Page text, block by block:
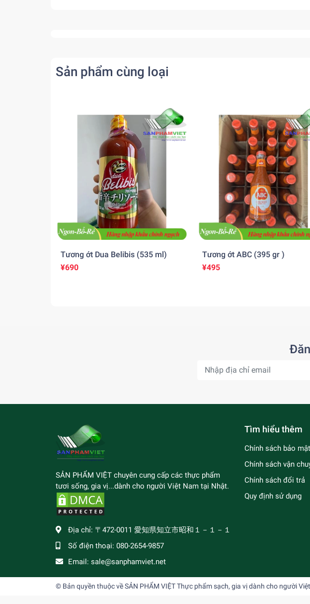
Sản phẩm cùng loại
Tương ớt Dua Belibis (535 ml)
¥690
Tương ớt ABC (395 gr )
¥495
SẢN PHẨM VIỆT chuyên cung cấp các thực phẩm
tươi sống, gia vị...dành cho người Việt Nam tại Nhật.
Địa chỉ: 〒472-0011 愛知県知立市昭和１－１－１
Số điện thoại: 080-2654-9857
Email: sale@sanphamviet.net
Tìm hiểu thêm
Chính sách bảo mật
Chính sách vận
Chính sách đổi trả
Quy định sử dụng
© Bản quyền thuộc vềSẢN PHẨM VIỆT Thực phẩm sạch, gia vị dành cho người